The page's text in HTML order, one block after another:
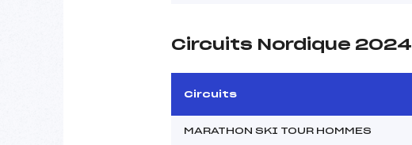
Circuits Nordique 2024
Circuits
MARATHON SKI TOUR HOMMES